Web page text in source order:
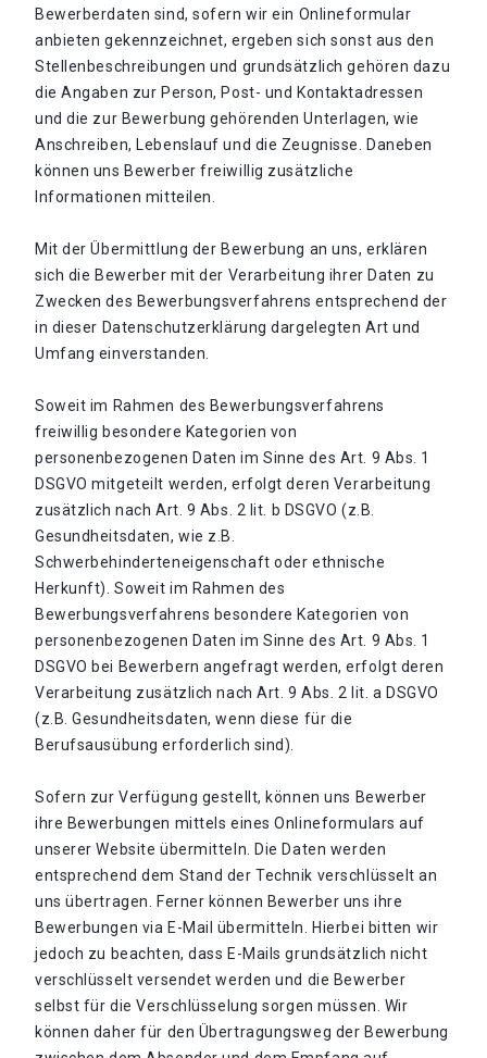
Bewerberdaten sind, sofern wir ein Onlineformular
anbieten gekennzeichnet, ergeben sich sonst aus den
Stellenbeschreibungen und grundsätzlich gehören dazu
die Angaben zur Person, Post- und Kontaktadressen
und die zur Bewerbung gehörenden Unterlagen, wie
Anschreiben, Lebenslauf und die Zeugnisse. Daneben
können uns Bewerber freiwillig zusätzliche
Informationen mitteilen.
Mit der Übermittlung der Bewerbung an uns, erklären
sich die Bewerber mit der Verarbeitung ihrer Daten zu
Zwecken des Bewerbungsverfahrens entsprechend der
in dieser Datenschutzerklärung dargelegten Art und
Umfang einverstanden.
Soweit im Rahmen des Bewerbungsverfahrens
freiwillig besondere Kategorien von
personenbezogenen Daten im Sinne des Art. 9 Abs. 1
DSGVO mitgeteilt werden, erfolgt deren Verarbeitung
zusätzlich nach Art. 9 Abs. 2 lit. b DSGVO (z.B.
Gesundheitsdaten, wie z.B.
Schwerbehinderteneigenschaft oder ethnische
Herkunft). Soweit im Rahmen des
Bewerbungsverfahrens besondere Kategorien von
personenbezogenen Daten im Sinne des Art. 9 Abs. 1
DSGVO bei Bewerbern angefragt werden, erfolgt deren
Verarbeitung zusätzlich nach Art. 9 Abs. 2 lit. a DSGVO
(z.B. Gesundheitsdaten, wenn diese für die
Berufsausübung erforderlich sind).
Sofern zur Verfügung gestellt, können uns Bewerber
ihre Bewerbungen mittels eines Onlineformulars auf
unserer Website übermitteln. Die Daten werden
entsprechend dem Stand der Technik verschlüsselt an
uns übertragen. Ferner können Bewerber uns ihre
Bewerbungen via E-Mail übermitteln. Hierbei bitten wir
jedoch zu beachten, dass E-Mails grundsätzlich nicht
verschlüsselt versendet werden und die Bewerber
selbst für die Verschlüsselung sorgen müssen. Wir
können daher für den Übertragungsweg der Bewerbung